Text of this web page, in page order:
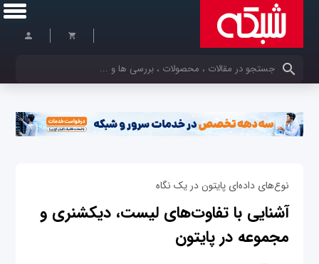
کلمات کلیدی خود را وارد کنید
نوع‌های داده‌ای پایتون در یک نگاه
آشنایی با تفاوت‌های لیست، دیکشنری و
مجموعه در پایتون